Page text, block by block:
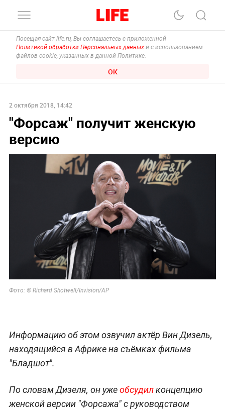
Посещая сайт life.ru, Вы соглашаетесь с приложенной
Политикой обработки Персональных данных и с использованием
файлов cookie, указанных в данной Политике.
ОК
2 октября 2018, 14:42
"Форсаж" получит женскую
версию
Фото: © Richard Shotwell/Invision/AP
Информацию об этом озвучил актёр Вин Дизель,
находящийся в Африке на съёмках фильма
"Бладшот".
По словам Дизеля, он ужеобсудилконцепцию
женской версии "Форсажа" с руководством